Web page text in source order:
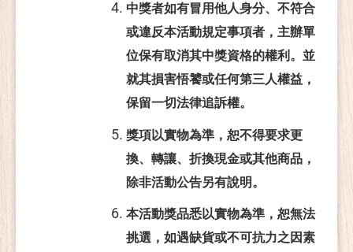
中獎者如有冒用他人身分、不符合
或違反本活動規定事項者，主辦單
位保有取消其中獎資格的權利。並
就其損害悟饕或任何第三人權益，
保留一切法律追訴權。
獎項以實物為準，恕不得要求更
換、轉讓、折換現金或其他商品，
除非活動公告另有說明。
本活動獎品悉以實物為準，恕無法
挑選，如遇缺貨或不可抗力之因素